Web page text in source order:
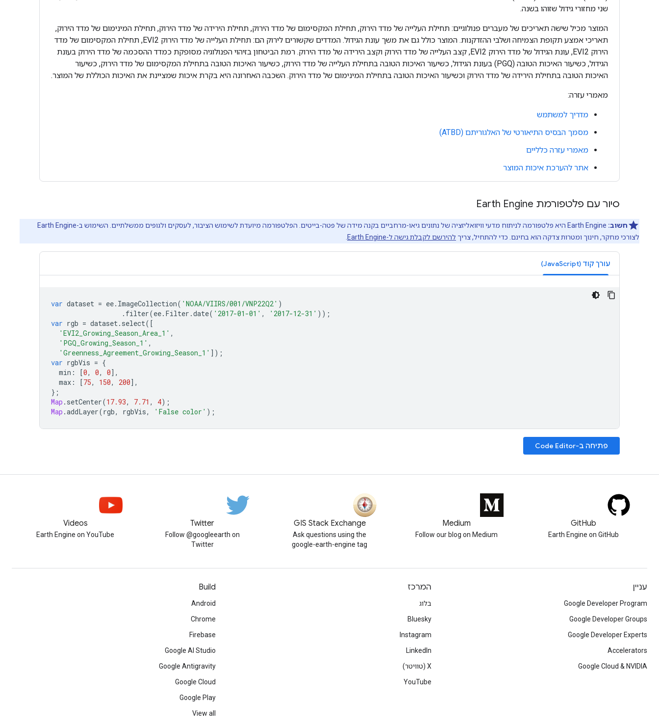
שני מחזורי גידול שזוהו בשנה.
המוצר מכיל שישה תאריכים של מעברים פנולוגיים: תחילת העלייה של מדד הירוק, תחילת המקסימום של מדד הירוק, תחילת הירידה של מדד הירוק, תחילת המינימום של מדד הירוק,
תאריכי אמצע תקופת הצמיחה ושלבי ההזדקנות. המוצר כולל גם את משך עונת הגידול. המדדים שקשורים לירוק הם: תחילת העלייה של מדד הירוק EVI2, תחילת המקסימום של מדד
הירוק EVI2, עונת הגידול של מדד הירוק EVI2, קצב העלייה של מדד הירוק וקצב הירידה של מדד הירוק. רמת הביטחון בזיהוי הפנולוגיה מסופקת כמדד ההסכמה של מדד הירוק בעונת
הגידול, כשיעור האיכות הטובה (PGQ) בעונת הגידול, כשיעור האיכות הטובה בתחילת העלייה של מדד הירוק, כשיעור האיכות הטובה בתחילת המקסימום של מדד הירוק, כשיעור
האיכות הטובה בתחילת הירידה של מדד הירוק וכשיעור האיכות הטובה בתחילת המינימום של מדד הירוק. השכבה האחרונה היא בקרת איכות שמציינת את האיכות הכוללת של המוצר.
מאמרי עזרה:
מדריך למשתמש
מסמך הבסיס התיאורטי של האלגוריתם (ATBD)
מאמרי עזרה כלליים
אתר להערכת איכות המוצר
סיור עם פלטפורמת Earth Engine
חשוב:
‫Earth Engine היא פלטפורמה לניתוח מדעי וויזואליזציה של נתונים גיאו-מרחביים בקנה מידה של פטה-בייטים. הפלטפורמה מיועדת לשימוש הציבור, לעסקים ולגופים ממשלתיים. השימוש ב-Earth Engine
לצורכי מחקר, חינוך ומטרות צדקה הוא בחינם. כדי להתחיל, צריך להירשם לקבלת גישה ל-Earth Engine
עורך קוד (JavaScript)
var dataset = ee. ImageCollection( 'NOAA/VIIRS/001/VNP22Q2' )
. filter(ee. Filter .date( '2017-01-01' , '2017-12-31' ));
var rgb = dataset. select([
'EVI2_Growing_Season_Area_1' ,
'PGQ_Growing_Season_1' ,
'Greenness_Agreement_Growing_Season_1' ]);
var rgbVis = {
min : [0, 0, 0],
max : [75, 150, 200],
};
Map . setCenter(17.93, 7.71 , 4);
Map .addLayer(rgb, rgbVis, 'False color' );
פתיחה ב-Code Editor
GitHub
Earth Engine on GitHub
Medium
Follow our blog on Medium
GIS Stack Exchange
Ask questions using the
google-earth-engine tag
Twitter
Follow @googleearth on
Twitter
Videos
Earth Engine on YouTube
עניין
Google Developer Program
Google Developer Groups
Google Developer Experts
Accelerators
Google Cloud & NVIDIA
המרכז
בלוג
Bluesky
Instagram
LinkedIn
‫X (טוויטר)
YouTube
Build
Android
Chrome
Firebase
Google AI Studio
Google Antigravity
Google Cloud
Google Play
View all